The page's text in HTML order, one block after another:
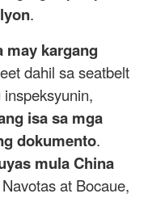
.
may kargang
dahil sa seatbelt
isa sa mga
dokumento.
mula China
at Bocaue,